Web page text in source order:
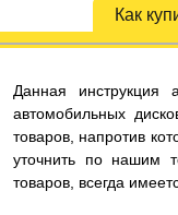
Как
Данная инструкция
автомобильных
товаров, напротив
уточнить по нашим
товаров, всегда